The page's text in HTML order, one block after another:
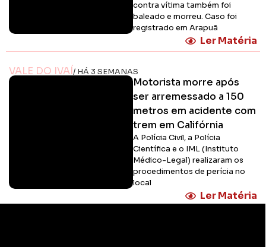
contra vítima também foi
baleado e morreu. Caso foi
registrado em Arapuã
Ler Matéria
VALE DO IVAÍ/ HÁ 3 SEMANAS
Motorista morre após
ser arremessado a 150
metros em acidente com
trem em Califórnia
A Polícia Civil, a Polícia
Científica e o IML (Instituto
Médico-Legal) realizaram os
procedimentos de perícia no
local
Ler Matéria